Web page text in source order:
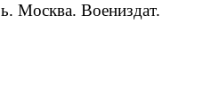
Москва. Воениздат.